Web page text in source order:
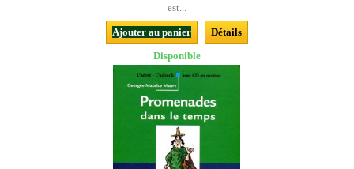
est...
Ajouter au panier
Détails
Disponible